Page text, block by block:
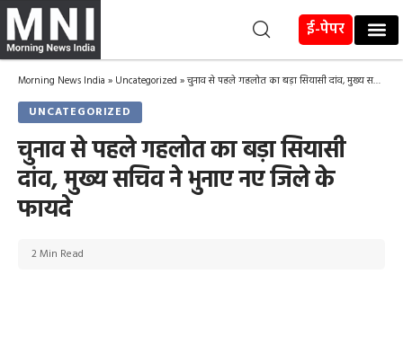
ई-पेपर
Morning News India » Uncategorized »चुनाव से पहले गहलोत का बड़ा सियासी दांव, मुख्य सचिव ने भुनाए नए जिले के फायदे
UNCATEGORIZED
चुनाव से पहले गहलोत का बड़ा सियासी
दांव, मुख्य सचिव ने भुनाए नए जिले के
फायदे
2 Min Read